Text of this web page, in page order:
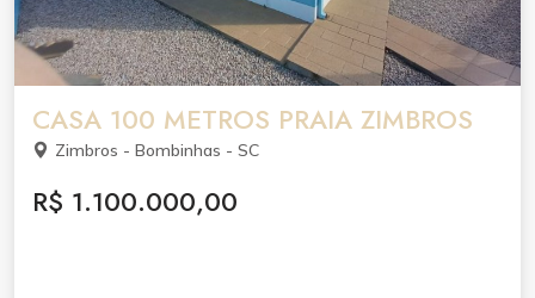
CASA 100 METROS PRAIA ZIMBROS
Zimbros - Bombinhas - SC
R$ 1.100.000,00